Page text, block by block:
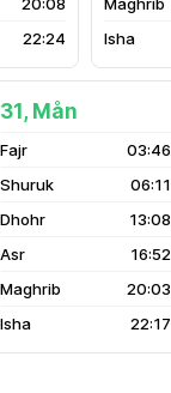
22:24
31, Mån
03:46
06:11
13:08
16:52
20:03
22:17